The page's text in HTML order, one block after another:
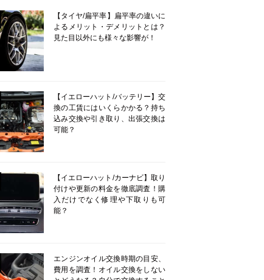
【タイヤ/扁平率】扁平率の違いに
よるメリット・デメリットとは？
見た目以外にも様々な影響が！
【イエローハット/バッテリー】交
換の工賃にはいくらかかる？持ち
込み交換や引き取り、出張交換は
可能？
【イエローハット/カーナビ】取り
付けや更新の料金を徹底調査！購
入だけでなく修理や下取りも可
能？
エンジンオイル交換時期の目安、
費用を調査！オイル交換をしない